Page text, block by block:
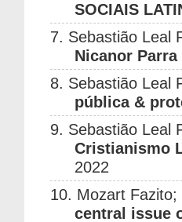
SOCIAIS
7. Sebastião Leal
Nicanor
8. Sebastião Leal
pública &
9. Sebastião Leal
Cristianismo
2022
10. Mozart
central issue